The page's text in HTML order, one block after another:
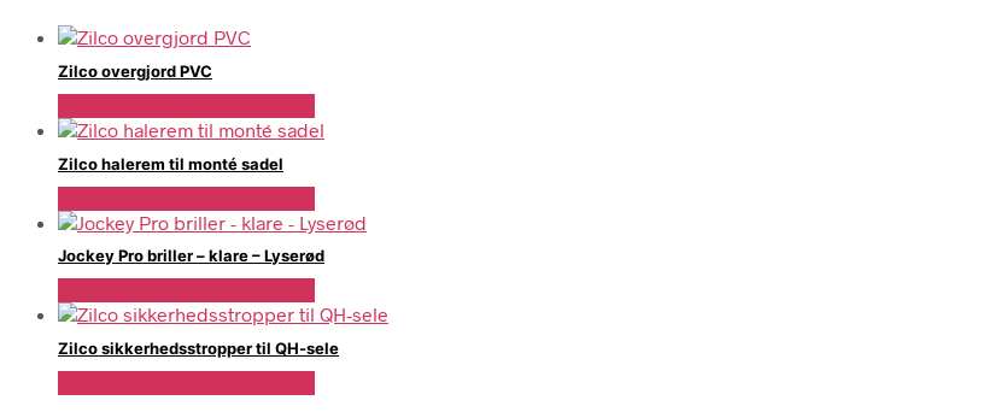
Zilco overgjord PVC
Zilco halerem til monté sadel
Jockey Pro briller – klare – Lyserød
Zilco sikkerhedsstropper til QH-sele